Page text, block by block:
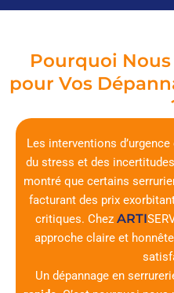
Pourquoi
pour Vos
Les interventions
du stress et des
montré que certains
facturant des prix
critiques. Chez ARTISERV
approche claire et
Un dépannage en